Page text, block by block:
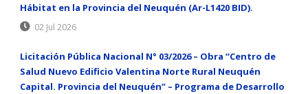
Hábitat en la Provincia del Neuquén (Ar-L1420 BID).
02 Jul 2026
Licitación Pública Nacional N° 03/2026 – Obra “Centro de
Salud Nuevo Edificio Valentina Norte Rural Neuquén
Capital. Provincia del Neuquén” – Programa de Desarrollo